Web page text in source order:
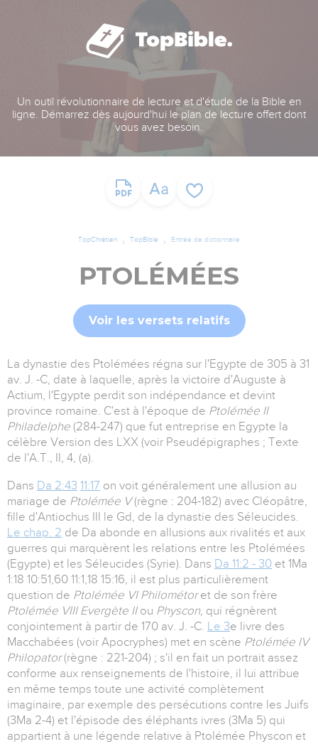
Un outil révolutionnaire de lecture et d'étude de la Bible en
ligne. Démarrez dès aujourd'hui le plan de lecture offert dont
vous avez besoin.
TopChrétien TopBible Entrée de dictionnaire
PTOLÉMÉES
Voir les versets relatifs
La dynastie des Ptolémées régna sur l'Egypte de 305 à 31
av. J. -C, date à laquelle, après la victoire d'Auguste à
Actium, l'Egypte perdit son indépendance et devint
province romaine. C'est à l'époque de Ptolémée II
Philadelphe (284-247) que fut entreprise en Egypte la
célèbre Version des LXX (voir Pseudépigraphes ; Texte
de l'A.T., II, 4, (a).
Dans Da 2:43 11:17 on voit généralement une allusion au
mariage de Ptolémée V(règne : 204-182) avec Cléopâtre,
fille d'Antiochus III le Gd, de la dynastie des Séleucides.
Le chap. 2 de Da abonde en allusions aux rivalités et aux
guerres qui marquèrent les relations entre les Ptolémées
(Egypte) et les Séleucides (Syrie). Dans Da 11:2 - 30 et 1Ma
1:18 10:51,60 11:1,18 15:16, il est plus particulièrement
question de Ptolémée VI Philométoret de son frère
Ptolémée VIII Evergète II ou Physcon, qui régnèrent
conjointement à partir de 170 av. J. -C. Le 3e livre des
Macchabées (voir Apocryphes) met en scène Ptolémée IV
Philopator(règne : 221-204) ; s'il en fait un portrait assez
conforme aux renseignements de l'histoire, il lui attribue
en même temps toute une activité complètement
imaginaire, par exemple des persécutions contre les Juifs
(3Ma 2-4) et l'épisode des éléphants ivres (3Ma 5) qui
appartient à une légende relative à Ptolémée Physcon et